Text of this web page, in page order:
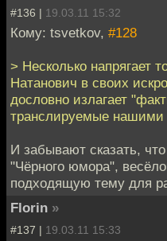
#136 | 19.03.11 15:32
Кому: tsvetkov, #128
> Несколько напрягает
Натанович в своих
дословно излагает
транслируемые
И забывают сказать,
"Чёрного юмора",
подходящую тему для
Florin »
#137 | 19.03.11 15:33